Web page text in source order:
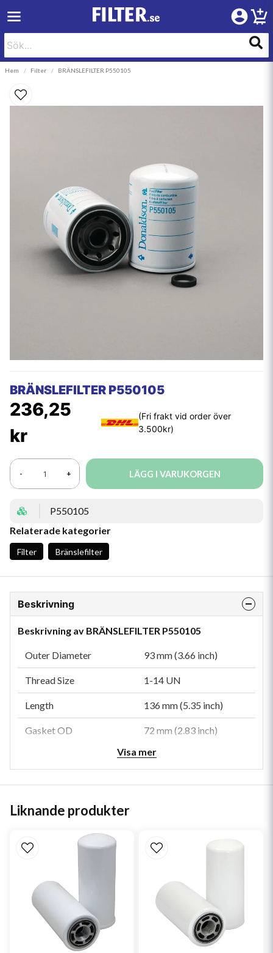
Hem Filter BRÄNSLEFILTER P550105
BRÄNSLEFILTER P550105
236,25
kr
- + LÄGG I VARUKORGEN
P550105
Relaterade kategorier
Filter Bränslefilter
Beskrivning
Beskrivning av BRÄNSLEFILTER P550105
Outer Diameter 93 mm (3.66 inch)
Thread Size 1-14 UN
Length 136 mm (5.35 inch)
Gasket OD 72 mm (2.83 inch)
62 mm (2.44 inch)
Efficiency Test Std
Style Spin-On
Media Type Cellulose
Primary Application CUMMINS 154709
Visa mer
Liknande produkter